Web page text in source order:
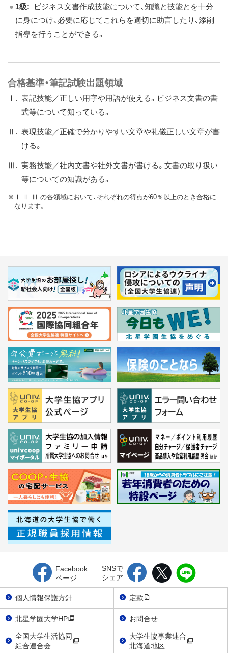
1級: ビジネス文書作成技能について、知識と技能とを十分
に身につけ、必要に応じてこれらを適切に助言したり、添削
指導を行うことができる。
合格基準・筆記試験出題領域
Ⅰ. 表記技能／正しい用字や用語が使える。ビジネス文書の書
式等について知っている。
Ⅱ. 表現技能／正確で分かりやすい文章や礼儀正しい文章が書
ける。
Ⅲ. 実務技能／社内文書や社外文書が書ける。文書の取り扱い
等についての知識がある。
※Ⅰ.Ⅱ.Ⅲ.の各領域において、それぞれの得点が60％以上のとき合格に
なります。
Facebook
ページ
SNSで
シェア
個人情報保護方針
定款
北星学園大学HP
お問合せ
全国大学生活協同
組合連合会
大学生協事業連合
北海道地区